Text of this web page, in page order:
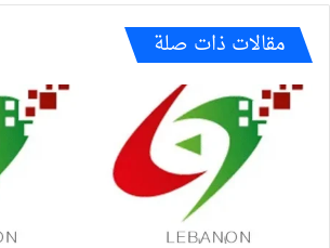
مقالات ذات صلة